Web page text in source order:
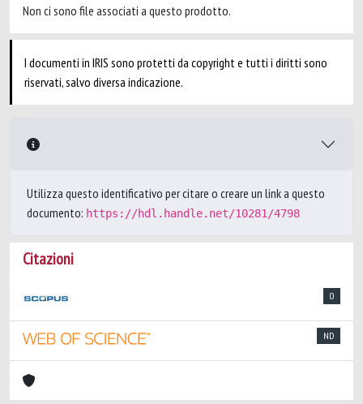
Non ci sono file associati a questo prodotto.
I documenti in IRIS sono protetti da copyright e tutti i diritti sono
riservati, salvo diversa indicazione.
Utilizza questo identificativo per citare o creare un link a questo
documento: https://hdl.handle.net/10281/4798
Citazioni
0
ND